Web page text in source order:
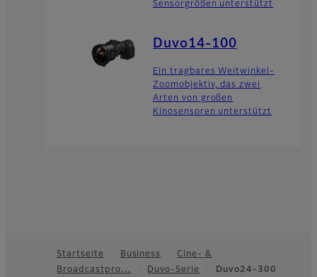
Sensorgrößen unterstützt
Duvo14-100
Ein tragbares Weitwinkel-
Zoomobjektiv, das zwei
Arten von großen
Kinosensoren unterstützt
Startseite Business
Cine- &
Broadcastpro…
Duvo-Serie Duvo24-300